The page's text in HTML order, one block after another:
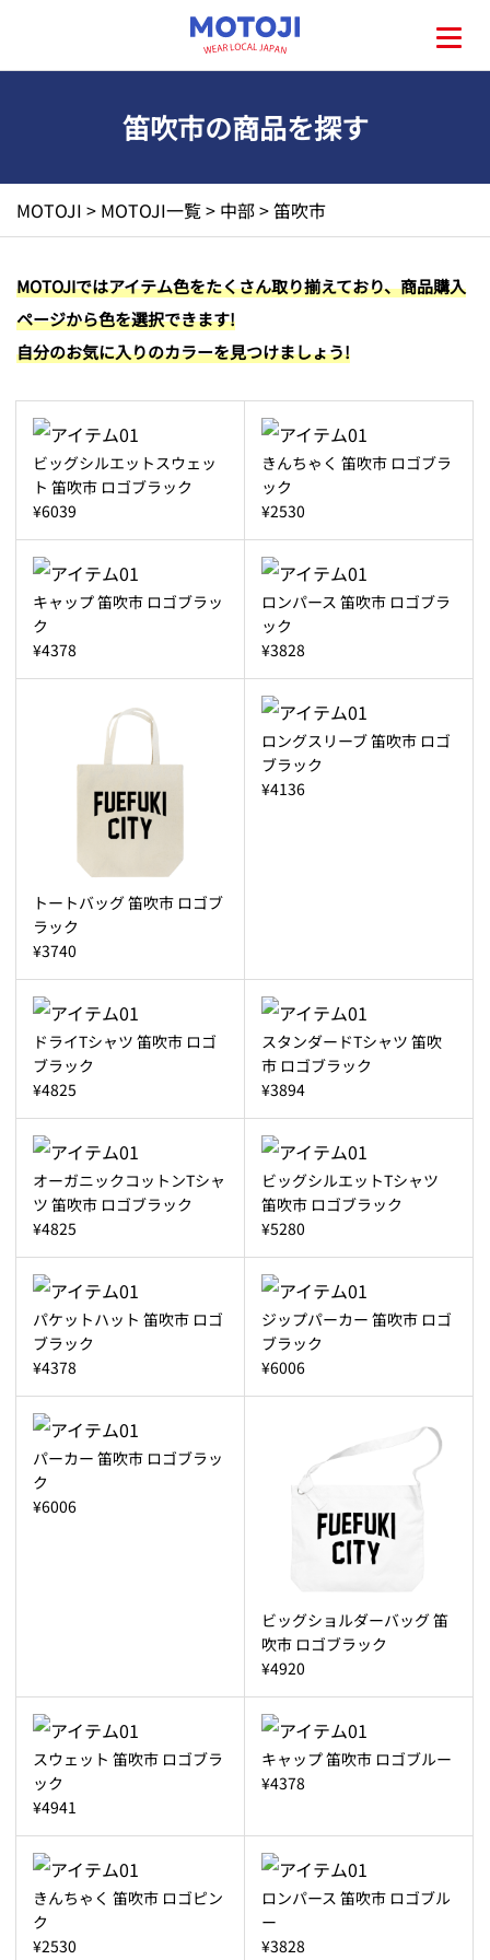
HOME
地元一覧
お問い合わせ
笛吹市の商品を探す
MOTOJI > MOTOJI一覧> 中部>笛吹市
MOTOJIではアイテム色をたくさん取り揃えており、商品購入
ページから色を選択できます!
自分のお気に入りのカラーを見つけましょう!
ビッグシルエットスウェッ
ト 笛吹市 ロゴブラック
¥6039
きんちゃく 笛吹市 ロゴブラ
ック
¥2530
キャップ 笛吹市 ロゴブラッ
ク
¥4378
ロンパース 笛吹市 ロゴブラ
ック
¥3828
トートバッグ 笛吹市 ロゴブ
ラック
¥3740
ロングスリーブ 笛吹市 ロゴ
ブラック
¥4136
ドライTシャツ 笛吹市 ロゴ
ブラック
¥4825
スタンダードTシャツ 笛吹
市 ロゴブラック
¥3894
オーガニックコットンTシャ
ツ 笛吹市 ロゴブラック
¥4825
ビッグシルエットTシャツ
笛吹市 ロゴブラック
¥5280
パケットハット 笛吹市 ロゴ
ブラック
¥4378
ジップパーカー 笛吹市 ロゴ
ブラック
¥6006
パーカー 笛吹市 ロゴブラッ
ク
¥6006
ビッグショルダーバッグ 笛
吹市 ロゴブラック
¥4920
スウェット 笛吹市 ロゴブラ
ック
¥4941
キャップ 笛吹市 ロゴブルー
¥4378
きんちゃく 笛吹市 ロゴピン
ク
¥2530
ロンパース 笛吹市 ロゴブル
ー
¥3828